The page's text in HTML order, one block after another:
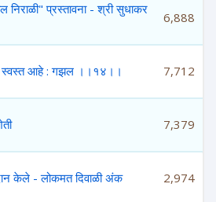
निराळी" प्रस्तावना - श्री सुधाकर
6,888
स्वस्त आहे : गझल ।।१४।। 7,712
7,379
केले - लोकमत दिवाळी अंक 2,974